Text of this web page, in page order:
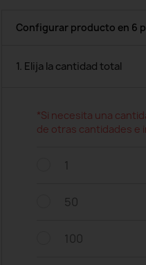
Configurar producto en 6
1. Elija la cantidad total
*Si necesita una
de otras cantidades e
1
50
100